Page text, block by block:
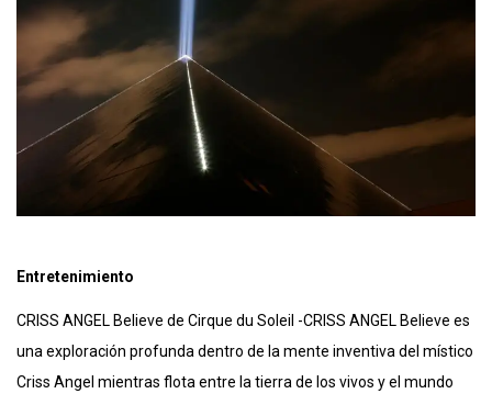
Entretenimiento
CRISS ANGEL Believe de Cirque du Soleil -CRISS ANGEL Believe es
una exploración profunda dentro de la mente inventiva del místico
Criss Angel mientras flota entre la tierra de los vivos y el mundo